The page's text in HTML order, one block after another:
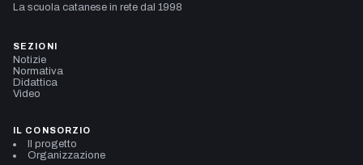
La scuola catanese in rete dal 1998
SEZIONI
Notizie
Normativa
Didattica
Video
IL CONSORZIO
Il progetto
Organizzazione